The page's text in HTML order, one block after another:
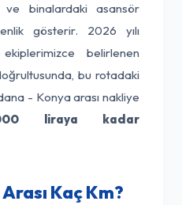
ve binalardaki asansör
gösterir. 2026 yılı
belirlenen
bu rotadaki
- Konya arası nakliye
liraya kadar
Kaç Km?